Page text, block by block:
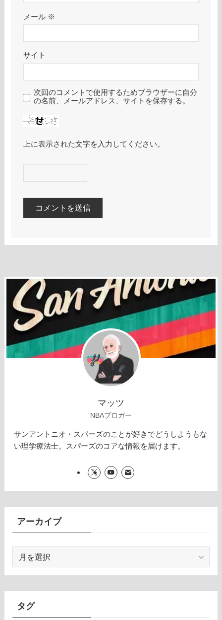
メール ※
サイト
次回のコメントで使用するためブラウザーに自分
の名前、メールアドレス、サイトを保存する。
上に表示された文字を入力してください。
マッツ
NBAブロガー
サンアントニオ・スパーズのことが好きでどうしようもな
い理学療法士。スパーズのコアな情報を届けます。
アーカイブ
カ
イ
タグ